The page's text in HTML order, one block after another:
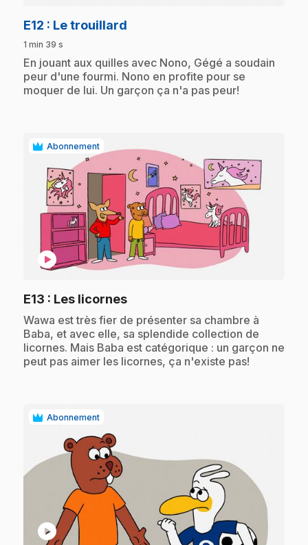
E12 : Le trouillard
1 min 39 s
.En jouant aux quilles avec Nono, Gégé a soudain
peur d'une fourmi. Nono en profite pour se
moquer de lui. Un garçon ça n'a pas peur!
Abonnement
play_circle
E13 : Les licornes.
.Wawa est très fier de présenter sa chambre à
Baba, et avec elle, sa splendide collection de
licornes. Mais Baba est catégorique : un garçon ne
peut pas aimer les licornes, ça n'existe pas!
Abonnement
play_circle